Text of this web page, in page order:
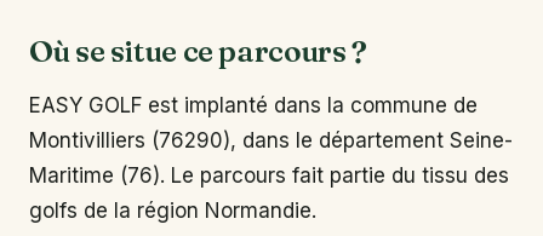
Où se situe ce parcours ?
EASY GOLF est implanté dans la commune de
Montivilliers (76290), dans le département Seine-
Maritime (76). Le parcours fait partie du tissu des
golfs de la région Normandie.